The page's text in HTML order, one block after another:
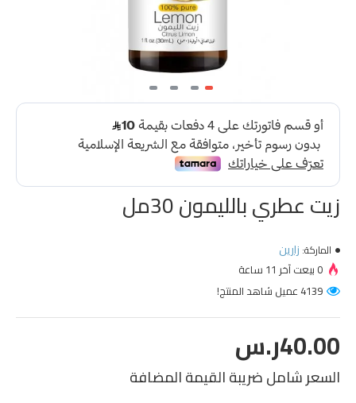
زيت عطري بالليمون 30مل
السعر شامل ضريبة القيمة المضافة
40.00ر.س
الماركة: زارين
0 بيعت آخر 11 ساعة
4139 عميل شاهد المنتج!